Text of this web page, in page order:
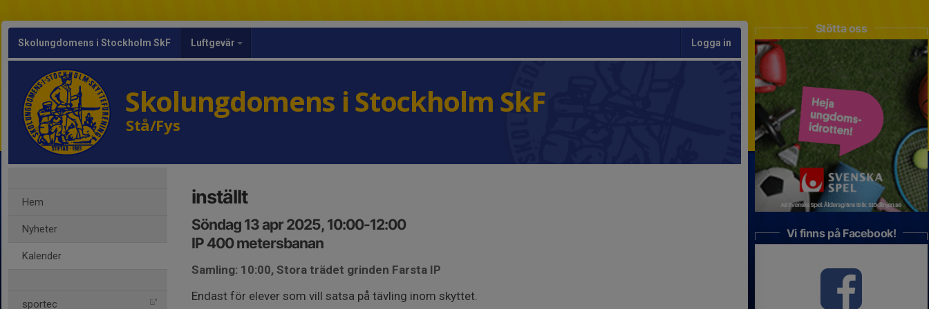
Skolungdomens i Stockholm SkF Luftgevär Logga in
Skolungdomens i Stockholm SkF
Stå/Fys
Hem
Nyheter
Kalender
sportec
inställt
Söndag 13 apr 2025, 10:00-12:00
IP 400 metersbanan
Samling: 10:00, Stora trädet grinden Farsta IP
Endast för elever som vill satsa på tävling inom skyttet.
Stötta oss
Vi finns på Facebook!